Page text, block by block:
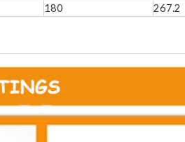
180 267.2